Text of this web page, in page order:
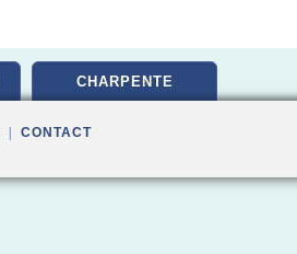
CHARPENTE
CONTACT